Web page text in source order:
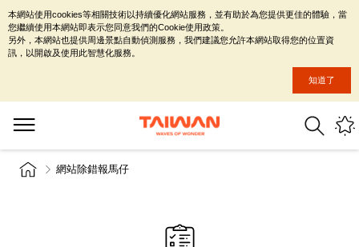
網站除錯報馬仔
本網站使用cookies等相關技術以持續優化網站服務，並有助於為您提供更佳的體驗，當
您繼續使用本網站即表示您同意我們的Cookie使用政策。
另外，本網站也提供周邊景點自動偵測服務，我們建議您允許本網站取得您的位置資
訊，以開啟及使用此智慧化服務。
知道了